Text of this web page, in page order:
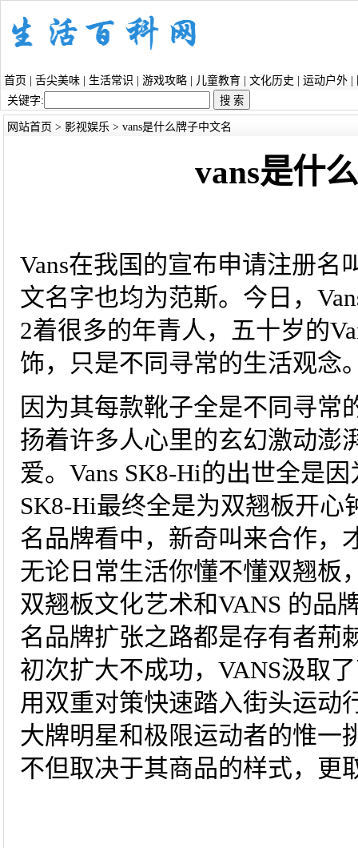
首页 舌尖美味 生活常识 游戏攻略 儿童教育 文化历史 运动户外
关键字:
网站首页 > 影视娱乐 > vans是什么牌子中文名
vans是什
Vans在我国的宣布申请注册名
文名字也均为范斯。今日，
2着很多的年青人，五十岁的
饰，只是不同寻常的生活观念
因为其每款靴子全是不同寻常
扬着许多人心里的玄幻激动澎
爱。Vans SK8-Hi的出世全是
SK8-Hi最终全是为双翘板开
名品牌看中，新奇叫来合作，
无论日常生活你懂不懂双翘板
双翘板文化艺术和VANS 的品
名品牌扩张之路都是存有者荊
初次扩大不成功，VANS汲取
用双重对策快速踏入街头运动
大牌明星和极限运动者的惟一
不但取决于其商品的样式，更